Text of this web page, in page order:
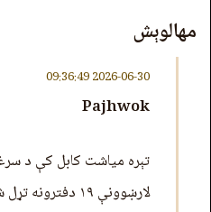
مهالوېش
2026-06-30 09:36:49
Pajhwok
تېره میاشت کابل کې د
لارښوونې ۱۹ دفترونه تړل شوي